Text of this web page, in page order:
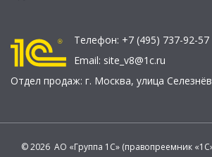
Телефон: +7 (495) 737-92-57
Email: site_v8@1c.ru
Отдел продаж: г. Москва, улица
© 2026 АО «Группа 1С» (правопреемник